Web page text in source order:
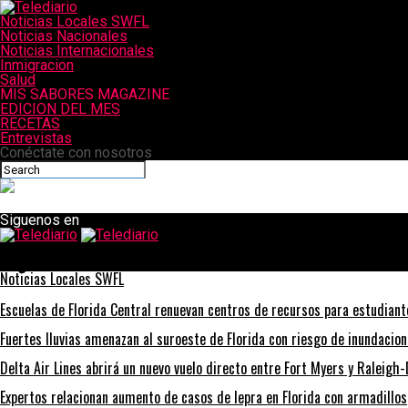
Noticias Locales SWFL
Noticias Nacionales
Noticias Internacionales
Inmigracion
Salud
MIS SABORES MAGAZINE
EDICION DEL MES
RECETAS
Entrevistas
Conéctate con nosotros
Siguenos en
Noticias Locales SWFL
Escuelas de Florida Central renuevan centros de recursos para
Fuertes lluvias amenazan al suroeste de Florida con riesgo de
Delta Air Lines abrirá un nuevo vuelo directo entre Fort Myers y
Expertos relacionan aumento de casos de lepra en Florida con armadillos